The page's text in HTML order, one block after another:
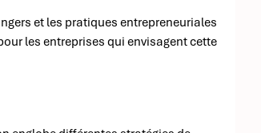
et les pratiques entrepreneuriales
les entreprises qui envisagent cette